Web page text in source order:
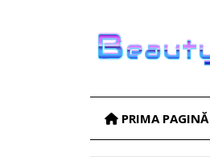
PRIMA PAGINĂ